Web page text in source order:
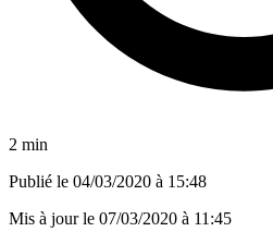
2 min
Publié le 04/03/2020 à 15:48
Mis à jour le 07/03/2020 à 11:45